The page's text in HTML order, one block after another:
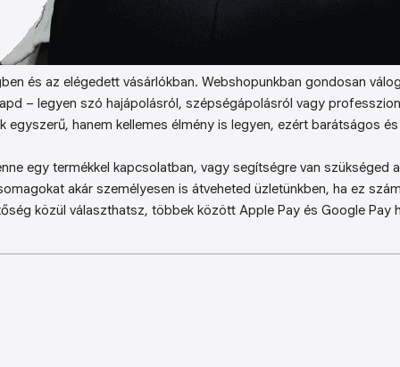
és az elégedett vásárlókban. Webshopunkban gondosan
– legyen szó hajápolásról, szépségápolásról vagy
egyszerű, hanem kellemes élmény is legyen, ezért barátságos
egy termékkel kapcsolatban, vagy segítségre van szükséged
akár személyesen is átveheted üzletünkben, ha ez
közül választhatsz, többek között Apple Pay és Google Pay